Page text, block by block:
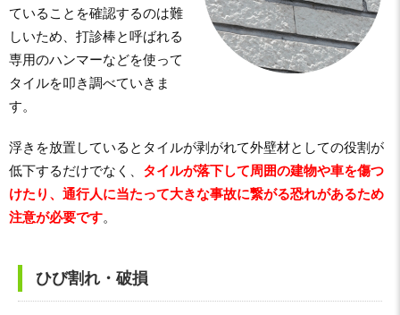
ていることを確認するのは難
しいため、打診棒と呼ばれる
専用のハンマーなどを使って
タイルを叩き調べていきま
す。
浮きを放置しているとタイルが剥がれて外壁材としての役割が
低下するだけでなく、 タイルが落下して周囲の建物や車を傷つ
けたり、通行人に当たって大きな事故に繋がる恐れがあるため
注意が必要です。
ひび割れ・破損